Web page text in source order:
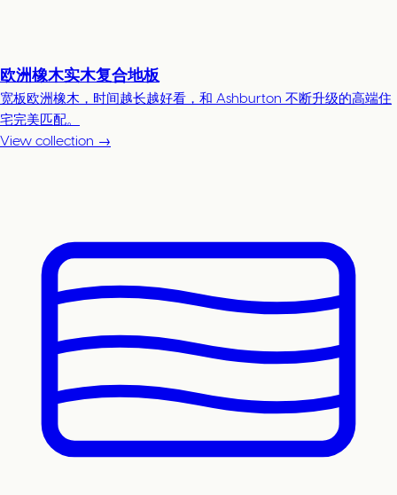
欧洲橡木实木复合地板
宽板欧洲橡木，时间越长越好看，和 Ashburton 不断升级的高端住
宅完美匹配。
View collection →